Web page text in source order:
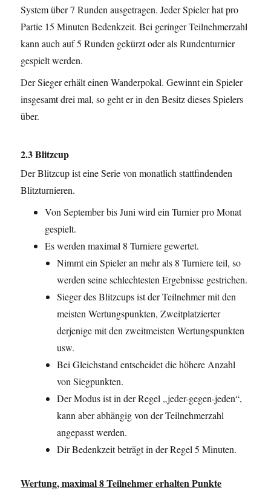
System über 7 Runden ausgetragen. Jeder Spieler hat pro
Partie 15 Minuten Bedenkzeit. Bei geringer Teilnehmerzahl
kann auch auf 5 Runden gekürzt oder als Rundenturnier
gespielt werden.
Der Sieger erhält einen Wanderpokal. Gewinnt ein Spieler
insgesamt drei mal, so geht er in den Besitz dieses Spielers
über.
2.3 Blitzcup
Der Blitzcup ist eine Serie von monatlich stattfindenden
Blitzturnieren.
Von September bis Juni wird ein Turnier pro Monat
gespielt.
Es werden maximal 8 Turniere gewertet.
Nimmt ein Spieler an mehr als 8 Turniere teil, so
werden seine schlechtesten Ergebnisse gestrichen.
Sieger des Blitzcups ist der Teilnehmer mit den
meisten Wertungspunkten, Zweitplatzierter
derjenige mit den zweitmeisten Wertungspunkten
usw.
Bei Gleichstand entscheidet die höhere Anzahl
von Siegpunkten.
Der Modus ist in der Regel „jeder-gegen-jeden“,
kann aber abhängig von der Teilnehmerzahl
angepasst werden.
Dir Bedenkzeit beträgt in der Regel 5 Minuten.
Wertung, maximal 8 Teilnehmer erhalten Punkte